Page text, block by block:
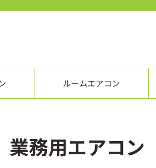
ルームエアコン
務用エアコン